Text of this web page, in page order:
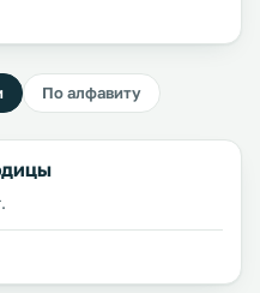
По алфавиту